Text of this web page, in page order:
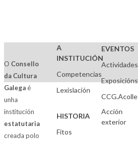
O Consello
da Cultura
Galegaé
unha
institución
estatutaria
creada polo
A
INSTITUCIÓN
Competencias
Lexislación
HISTORIA
Fitos
EVENTOS
Actividades
Exposicións
CCG.Acolle
Acción
exterior